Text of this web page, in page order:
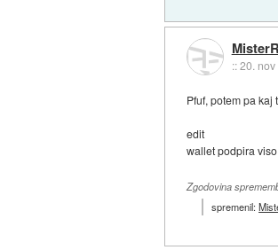
MisterR
::20.
Pfuf, potem pa kaj
edit
wallet podpira
Zgodovina
spremenil: